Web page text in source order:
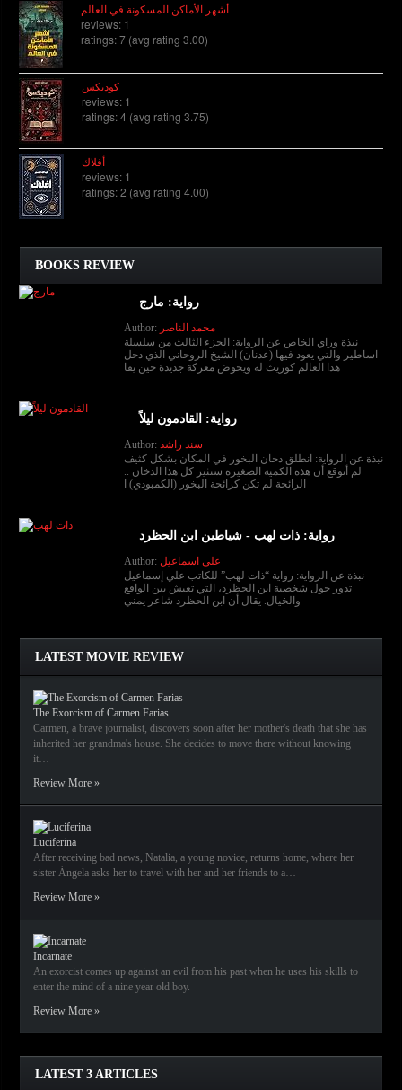
أشهر الأماكن المسكونة في العالم
reviews: 1
ratings: 7 (avg rating 3.00)
كوديكس
reviews: 1
ratings: 4 (avg rating 3.75)
أفلاك
reviews: 1
ratings: 2 (avg rating 4.00)
BOOKS REVIEW
رواية: مارج
Author: محمد الناصر
نبذة وراي الخاص عن الرواية: الجزء الثالث من سلسلة
اساطير والتي يعود فيها (عدنان) الشيخ الروحاني الذي دخل
هذا العالم كوريث له ويخوض معركة جديدة حين يقا
رواية: القادمون ليلاً
Author: سند راشد
نبذة عن الرواية: انطلق دخان البخور في المكان بشكل كثيف
لم أتوقع أن هذه الكمية الصغيرة ستثير كل هذا الدخان ..
الرائحة لم تكن كرائحة البخور (الكمبودي) ا
رواية: ذات لهب - شياطين ابن الحظرد
Author: علي اسماعيل
نبذة عن الرواية: رواية “ذات لهب” للكاتب علي إسماعيل
تدور حول شخصية ابن الحظرد، التي تعيش بين الواقع
والخيال. يقال أن ابن الحظرد شاعر يمني
LATEST MOVIE REVIEW
The Exorcism of Carmen Farias
Carmen, a brave journalist, discovers soon after her mother's death that she has
inherited her grandma's house. She decides to move there without knowing
it…
Review More »
Luciferina
After receiving bad news, Natalia, a young novice, returns home, where her
sister Ángela asks her to travel with her and her friends to a…
Review More »
Incarnate
An exorcist comes up against an evil from his past when he uses his skills to
enter the mind of a nine year old boy.
Review More »
LATEST 3 ARTICLES